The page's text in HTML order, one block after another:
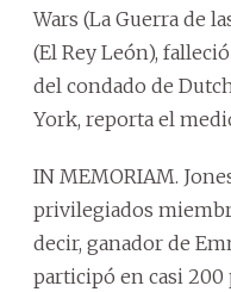
Wars (La Guerra de
(El Rey León),
del condado de
York, reporta el
IN MEMORIAM.
privilegiados
decir, ganador de
participó en casi